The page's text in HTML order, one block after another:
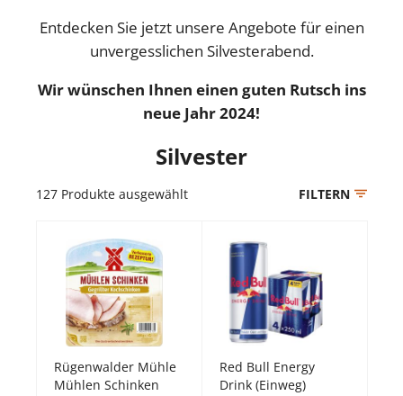
Entdecken Sie jetzt unsere Angebote für einen
unvergesslichen Silvesterabend.
Wir wünschen Ihnen einen guten Rutsch ins
neue Jahr 2024!
Silvester
127 Produkte ausgewählt FILTERN
Rügenwalder Mühle
Mühlen Schinken
Red Bull Energy
Drink (Einweg)